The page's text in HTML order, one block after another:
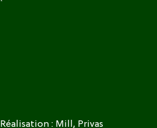
Réalisation : Mill, Privas